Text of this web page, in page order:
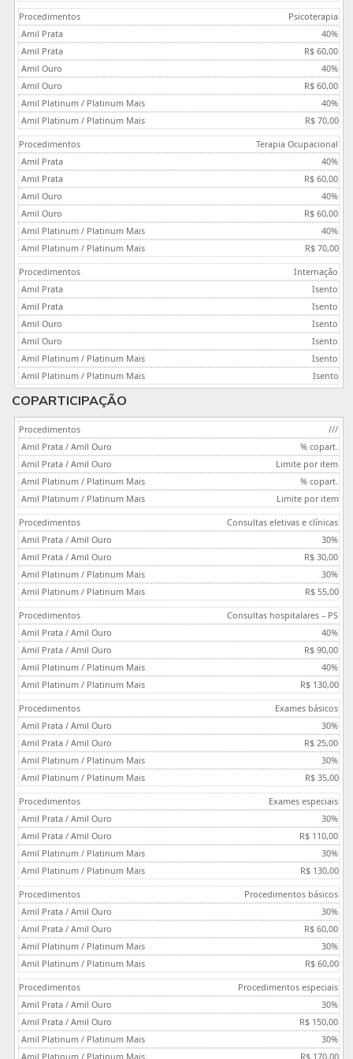
Psicoterapia
40%
R$ 60,00
40%
R$ 60,00
40%
R$ 70,00
Terapia Ocupacional
40%
R$ 60,00
40%
R$ 60,00
40%
R$ 70,00
Internação
Isento
Isento
Isento
Isento
Isento
Isento
COPARTICIPAÇÃO
///
% copart.
Limite por item
% copart.
Limite por item
Consultas eletivas e clínicas
30%
R$ 30,00
30%
R$ 55,00
Consultas hospitalares – PS
40%
R$ 90,00
40%
R$ 130,00
Exames básicos
30%
R$ 25,00
30%
R$ 35,00
Exames especiais
30%
R$ 110,00
30%
R$ 130,00
Procedimentos básicos
30%
R$ 60,00
30%
R$ 60,00
Procedimentos especiais
30%
R$ 150,00
30%
R$ 170,00